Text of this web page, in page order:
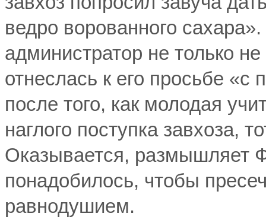
ведро ворованного
администратор не только
отнеслась к его просьбе
после того, как молодая
наглого поступка завхоза,
Оказывается, размышляет
понадобилось, чтобы
равнодушием.